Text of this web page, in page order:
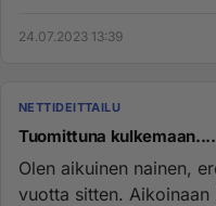
24.07.2023 13:39
NETTIDEITTAILU
Tuomittuna kulkemaan....
Olen aikuinen nainen,
vuotta sitten. Aikoinaan